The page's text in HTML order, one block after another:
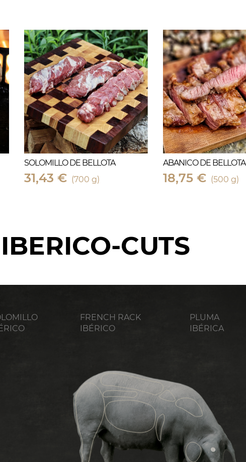
SOLOMILLO DE BELLOTA
31,43 € (700 g)
ABANICO DE BELLOTA
18,75 € (500 g)
IBERICO-CUTS
FRENCH RACK
IBÉRICO
PLUMA
IBÉRICA